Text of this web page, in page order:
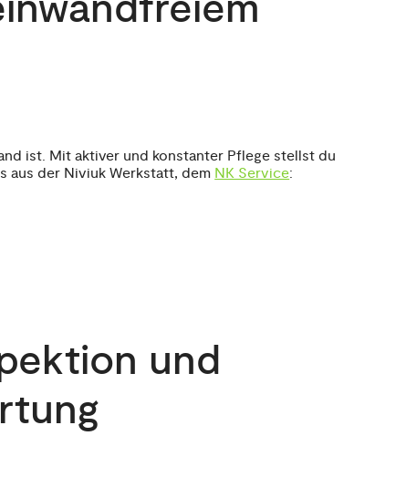
ist. Mit aktiver und konstanter Pflege stellst du
aus der Niviuk Werkstatt, dem NK Service:
und